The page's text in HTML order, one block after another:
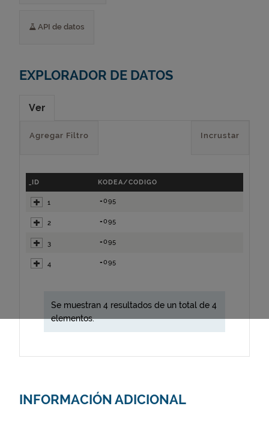
API de datos
EXPLORADOR DE DATOS
Ver
Incrustar
Agregar Filtro
_ID KODEA/CODIGO
1 =095
2 =095
3 =095
4 =095
Se muestran 4 resultados de un total de 4
elementos.
INFORMACIÓN ADICIONAL